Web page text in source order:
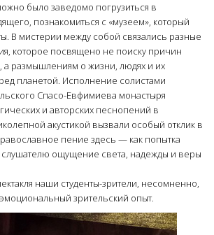
было заведомо погрузиться в
познакомиться с «музеем», который
В мистерии между собой связались разные
которое посвящено не поиску причин
а размышлениям о жизни, людях и их
планетой. Исполнение солистами
Спасо-Евфимиева монастыря
и авторских песнопений в
акустикой вызвали особый отклик в
пение здесь — как попытка
слушателю ощущение света, надежды и веры
наши студенты-зрители, несомненно,
зрительский опыт.